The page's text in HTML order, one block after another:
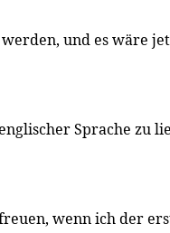
und es wäre
Sprache zu
wenn ich der